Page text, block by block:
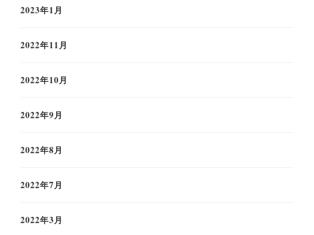
2023年1月
2022年11月
2022年10月
2022年9月
2022年8月
2022年7月
2022年3月